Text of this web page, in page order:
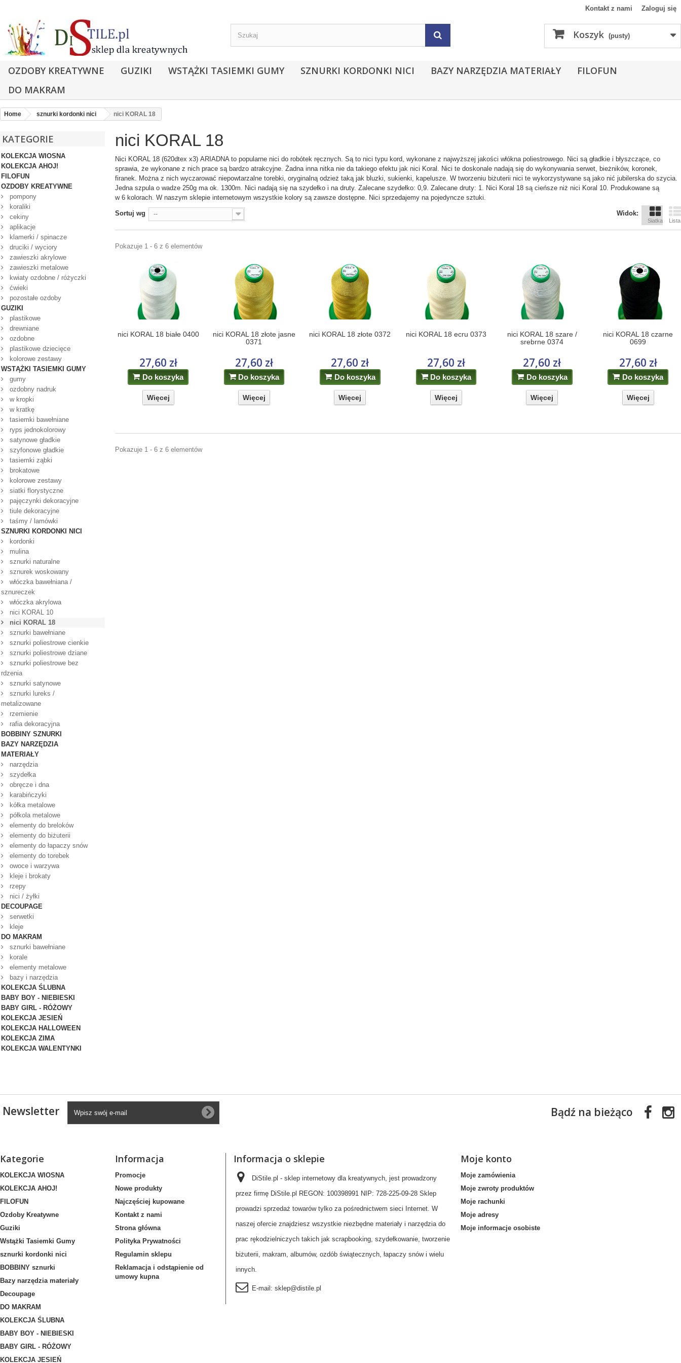
Zaloguj się
Kontakt z nami
Koszyk (pusty)
OZDOBY KREATYWNE GUZIKI WSTĄŻKI TASIEMKI GUMY SZNURKI KORDONKI NICI BAZY NARZĘDZIA MATERIAŁY
FILOFUN
DO MAKRAM
Home sznurki kordonki nici nici KORAL 18
KATEGORIE
KOLEKCJA WIOSNA
KOLEKCJA AHOJ!
FILOFUN
OZDOBY KREATYWNE
pompony
koraliki
cekiny
aplikacje
klamerki / spinacze
druciki / wyciory
zawieszki akrylowe
zawieszki metalowe
kwiaty ozdobne / różyczki
ćwieki
pozostałe ozdoby
GUZIKI
plastikowe
drewniane
ozdobne
plastikowe dziecięce
kolorowe zestawy
WSTĄŻKI TASIEMKI GUMY
gumy
ozdobny nadruk
w kropki
w kratkę
tasiemki bawełniane
ryps jednokolorowy
satynowe gładkie
szyfonowe gładkie
tasiemki ząbki
brokatowe
kolorowe zestawy
siatki florystyczne
pajęczynki dekoracyjne
tiule dekoracyjne
taśmy / lamówki
SZNURKI KORDONKI NICI
kordonki
mulina
sznurki naturalne
sznurek woskowany
włóczka bawełniana /
sznureczek
włóczka akrylowa
nici KORAL 10
nici KORAL 18
sznurki bawełniane
sznurki poliestrowe cienkie
sznurki poliestrowe dziane
sznurki poliestrowe bez
rdzenia
sznurki satynowe
sznurki lureks /
metalizowane
rzemienie
rafia dekoracyjna
BOBBINY SZNURKI
BAZY NARZĘDZIA
MATERIAŁY
narzędzia
szydełka
obręcze i dna
karabińczyki
kółka metalowe
półkola metalowe
elementy do breloków
elementy do biżuterii
elementy do łapaczy snów
elementy do torebek
owoce i warzywa
kleje i brokaty
rzepy
nici / żyłki
DECOUPAGE
serwetki
kleje
DO MAKRAM
sznurki bawełniane
korale
elementy metalowe
bazy i narzędzia
KOLEKCJA ŚLUBNA
BABY BOY - NIEBIESKI
BABY GIRL - RÓŻOWY
KOLEKCJA JESIEŃ
KOLEKCJA HALLOWEEN
KOLEKCJA ZIMA
KOLEKCJA WALENTYNKI
nici KORAL 18
Nici KORAL 18 (620dtex x3) ARIADNA to popularne nici do robótek ręcznych. Są to nici typu kord, wykonane z najwyższej jakości włókna poliestrowego. Nici są gładkie i błyszczące, co
sprawia, że wykonane z nich prace są bardzo atrakcyjne. Żadna inna nitka nie da takiego efektu jak nici Koral. Nici te doskonale nadają się do wykonywania serwet, bieżników, koronek,
firanek. Można z nich wyczarować niepowtarzalne torebki, oryginalną odzież taką jak bluzki, sukienki, kapelusze. W tworzeniu biżuterii nici te wykorzystywane są jako nić jubilerska do szycia.
Jedna szpula o wadze 250g ma ok. 1300m. Nici nadają się na szydełko i na druty. Zalecane szydełko: 0,9. Zalecane druty: 1. Nici Koral 18 są cieńsze niż nici Koral 10. Produkowane są
w 6 kolorach. W naszym sklepie internetowym wszystkie kolory są zawsze dostępne. Nici sprzedajemy na pojedyncze sztuki.
Widok:
Siatka Lista
Sortuj wg --
Pokazuje 1 - 6 z 6 elementów
nici KORAL 18 białe 0400
27,60 zł
Do koszyka
Więcej
nici KORAL 18 złote jasne
0371
27,60 zł
Do koszyka
Więcej
nici KORAL 18 złote 0372
27,60 zł
Do koszyka
Więcej
nici KORAL 18 ecru 0373
27,60 zł
Do koszyka
Więcej
nici KORAL 18 szare /
srebrne 0374
27,60 zł
Do koszyka
Więcej
nici KORAL 18 czarne
0699
27,60 zł
Do koszyka
Więcej
Pokazuje 1 - 6 z 6 elementów
Newsletter Bądź na bieżąco
Kategorie
KOLEKCJA WIOSNA
KOLEKCJA AHOJ!
FILOFUN
Ozdoby Kreatywne
Guziki
Wstążki Tasiemki Gumy
sznurki kordonki nici
BOBBINY sznurki
Bazy narzędzia materiały
Decoupage
DO MAKRAM
KOLEKCJA ŚLUBNA
BABY BOY - NIEBIESKI
BABY GIRL - RÓŻOWY
KOLEKCJA JESIEŃ
Informacja
Promocje
Nowe produkty
Najczęściej kupowane
Kontakt z nami
Strona główna
Polityka Prywatności
Regulamin sklepu
Reklamacja i odstąpienie od
umowy kupna
Informacja o sklepie
DiStile.pl - sklep internetowy dla kreatywnych, jest prowadzony
przez firmę DiStile.pl REGON: 100398991 NIP: 728-225-09-28 Sklep
prowadzi sprzedaż towarów tylko za pośrednictwem sieci Internet. W
naszej ofercie znajdziesz wszystkie niezbędne materiały i narzędzia do
prac rękodzielniczych takich jak scrapbooking, szydełkowanie, tworzenie
biżuterii, makram, albumów, ozdób świątecznych, łapaczy snów i wielu
innych.
E-mail: sklep@distile.pl
Moje konto
Moje zamówienia
Moje zwroty produktów
Moje rachunki
Moje adresy
Moje informacje osobiste